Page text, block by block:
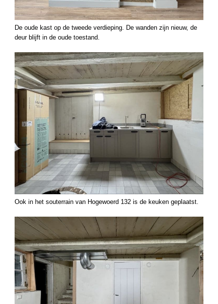
De oude kast op de tweede verdieping. De wanden zijn nieuw, de
deur blijft in de oude toestand.
Ook in het souterrain van Hogewoerd 132 is de keuken geplaatst.